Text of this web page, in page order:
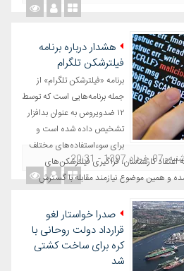
هشدار درباره برنامه
فیلترشکن تلگرام
برنامه «فیلترشکن تلگرام» از
جمله برنامه‌هایی است که توسط
۱۲ ضدویروس به عنوان بدافزار
تشخیص داده شده است و
برای سوءاستفاده‌های مختلف
کارشناسان، فراگیری فیلترشکن‌های
و همین موضوع نیازمند مقابله با گسترش
1397 - 20:31
صدرا خواستار لغو
قرارداد دولت روحانی با
کره برای ساخت کشتی
شد